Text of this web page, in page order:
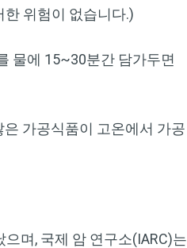
위험이 없습니다.)
물에 15~30분간 담가두면
가공식품이 고온에서 가공
며, 국제 암 연구소(IARC)는
표